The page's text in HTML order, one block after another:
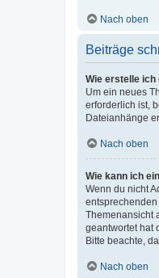
Nach oben
Beiträge
Wie erstelle ich
Um ein neues
erforderlich ist,
Dateianhänge
Nach oben
Wie kann ich
Wenn du nicht
Themenansicht
geantwortet hat
Bitte beachte,
Nach oben